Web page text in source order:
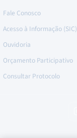
Fale Conosco
Acesso à Informação (SIC)
Ouvidoria
Orçamento Participativo
Consultar Protocolo